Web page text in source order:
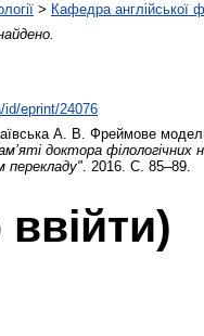
> Кафедра англійської
eprint/24076
А. В. Фреймове
доктора
перекладу". 2016. С. 85–89.
ввійти)